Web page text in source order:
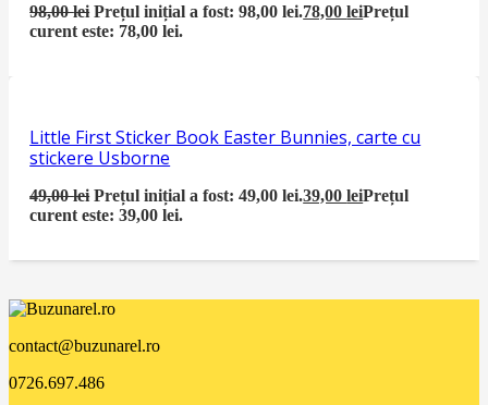
98,00lei Prețul inițial a fost: 98,00 lei.78,00leiPrețul
curent este: 78,00 lei.
Little First Sticker Book Easter Bunnies, carte cu
stickere Usborne
49,00lei Prețul inițial a fost: 49,00 lei.39,00leiPrețul
curent este: 39,00 lei.
contact@buzunarel.ro
0726.697.486